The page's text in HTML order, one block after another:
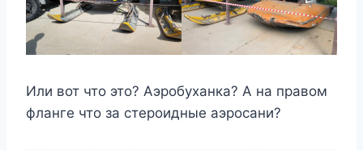
Или вот что это? Аэробуханка? А на правом
фланге что за стероидные аэросани?